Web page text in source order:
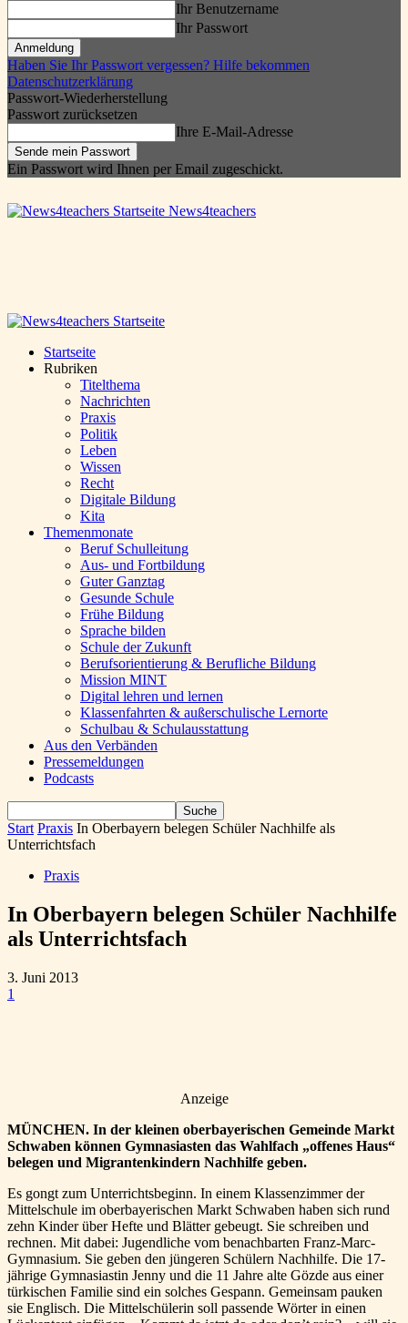
Ihr Benutzername
Ihr Passwort
Haben Sie Ihr Passwort vergessen? Hilfe bekommen
Datenschutzerklärung
Passwort-Wiederherstellung
Passwort zurücksetzen
Ihre E-Mail-Adresse
Ein Passwort wird Ihnen per Email zugeschickt.
News4teachers
Startseite
Rubriken
Titelthema
Nachrichten
Praxis
Politik
Leben
Wissen
Recht
Digitale Bildung
Kita
Themenmonate
Beruf Schulleitung
Aus- und Fortbildung
Guter Ganztag
Gesunde Schule
Frühe Bildung
Sprache bilden
Schule der Zukunft
Berufsorientierung & Berufliche Bildung
Mission MINT
Digital lehren und lernen
Klassenfahrten & außerschulische Lernorte
Schulbau & Schulausstattung
Aus den Verbänden
Pressemeldungen
Podcasts
Start Praxis In Oberbayern belegen Schüler Nachhilfe als
Unterrichtsfach
Praxis
In Oberbayern belegen Schüler Nachhilfe
als Unterrichtsfach
3. Juni 2013
1
Anzeige
MÜNCHEN. In der kleinen oberbayerischen Gemeinde Markt
Schwaben können Gymnasiasten das Wahlfach „offenes Haus“
belegen und Migrantenkindern Nachhilfe geben.
Es gongt zum Unterrichtsbeginn. In einem Klassenzimmer der
Mittelschule im oberbayerischen Markt Schwaben haben sich rund
zehn Kinder über Hefte und Blätter gebeugt. Sie schreiben und
rechnen. Mit dabei: Jugendliche vom benachbarten Franz-Marc-
Gymnasium. Sie geben den jüngeren Schülern Nachhilfe. Die 17-
jährige Gymnasiastin Jenny und die 11 Jahre alte Gözde aus einer
türkischen Familie sind ein solches Gespann. Gemeinsam pauken
sie Englisch. Die Mittelschülerin soll passende Wörter in einen